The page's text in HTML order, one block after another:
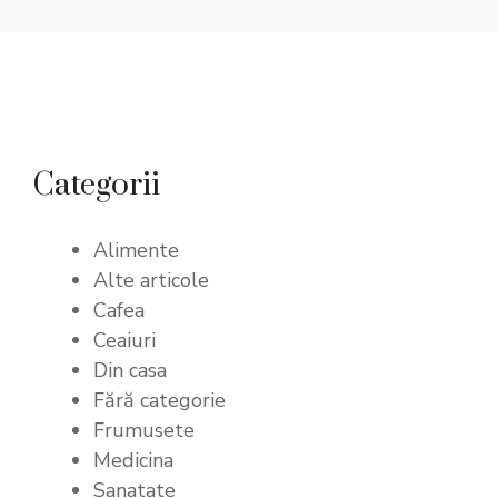
Categorii
Alimente
Alte articole
Cafea
Ceaiuri
Din casa
Fără categorie
Frumusete
Medicina
Sanatate